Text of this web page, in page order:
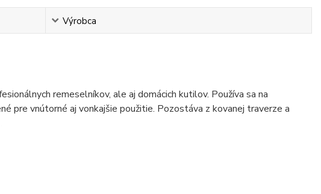
Výrobca
remeselníkov, ale aj domácich kutilov. Používa sa na
pre vnútorné aj vonkajšie použitie. Pozostáva z kovanej traverze a